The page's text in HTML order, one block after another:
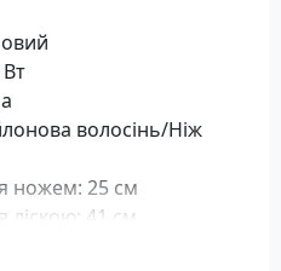
волосінь/Ніж
ножем: 25 см
41 см